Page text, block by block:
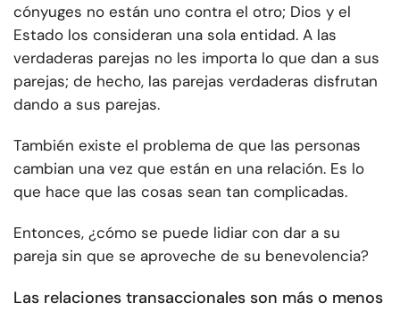
cónyuges no están uno contra el otro; Dios y el
Estado los consideran una sola entidad. A las
verdaderas parejas no les importa lo que dan a sus
parejas; de hecho, las parejas verdaderas disfrutan
dando a sus parejas.
También existe el problema de que las personas
cambian una vez que están en una relación. Es lo
que hace que las cosas sean tan complicadas.
Entonces, ¿cómo se puede lidiar con dar a su
pareja sin que se aproveche de su benevolencia?
Las relaciones transaccionales son más o menos